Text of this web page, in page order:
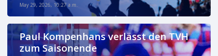
May 29, 2026, 10:27 a.m.
Paul Kompenhans verlässt den TVH
zum Saisonende